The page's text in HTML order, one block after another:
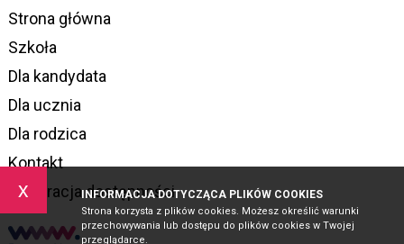
x INFORMACJA DOTYCZĄCA PLIKÓW COOKIES
Strona korzysta z plików cookies. Możesz określić warunki
przechowywania lub dostępu do plików cookies w Twojej
przeglądarce.
Strona główna
Szkoła
Dla kandydata
Dla ucznia
Dla rodzica
Kontakt
Deklaracja dostępności